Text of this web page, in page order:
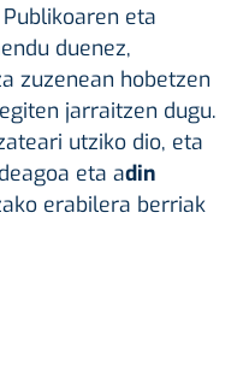
eta
duenez,
zuzenean hobetzen
jarraitzen dugu.
utziko dio, eta
eta adin
erabilera berriak